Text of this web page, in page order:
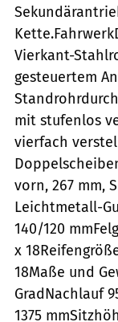
Vierkant-
gesteuertem
mit stufenlos
vierfach
vorn, 267 mm,
Leichtmetall-
140/120
x
18Maße und
GradNachlauf
1375